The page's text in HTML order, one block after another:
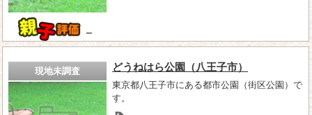
－
現地未調査 どうねはら公園（八王子市）
東京都八王子市にある都市公園（街区公園）で
す。